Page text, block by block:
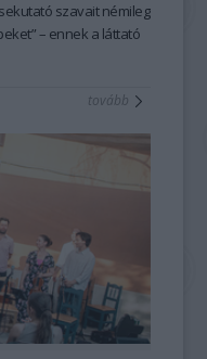
szavait némileg
– ennek a láttató
ad, hanem
segíti az
a meggyőző, hiteles
amelyek digitális
Ehhez nyújt
Hagyományok Háza
és
kínál elmélyült
tanulásáról és
tovább